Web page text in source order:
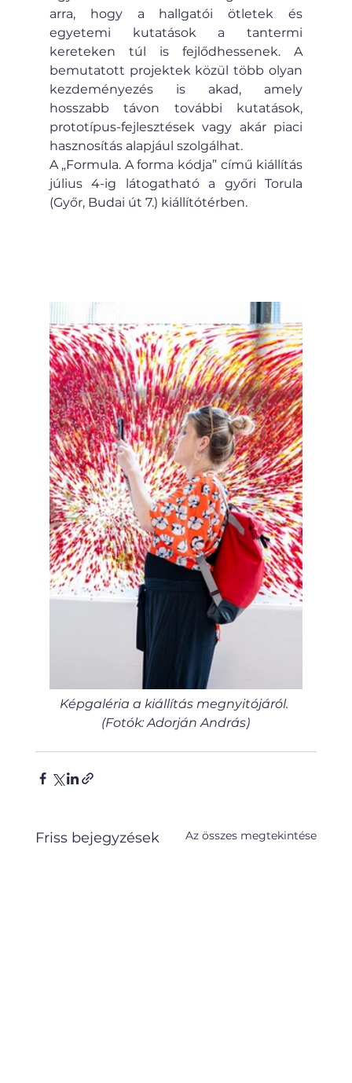
arra, hogy a hallgatói ötletek és
egyetemi kutatások a tantermi
kereteken túl is fejlődhessenek. A
bemutatott projektek közül több olyan
kezdeményezés is akad, amely
hosszabb távon további kutatások,
prototípus-fejlesztések vagy akár piaci
hasznosítás alapjául szolgálhat.
A „Formula. A forma kódja” című kiállítás
július 4-ig látogatható a győri Torula
(Győr, Budai út 7.) kiállítótérben.
Képgaléria a kiállítás megnyitójáról.
(Fotók: Adorján András)
Friss bejegyzések Az összes megtekintése